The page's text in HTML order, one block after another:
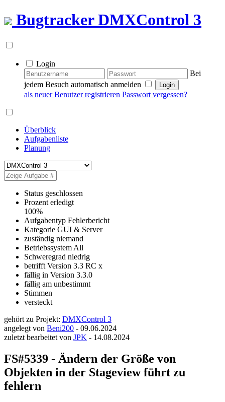
BugtrackerDMXControl 3
Login
Bei
jedem Besuch automatisch anmelden
als neuer Benutzer registrieren Passwort vergessen?
Überblick
Aufgabenliste
Planung
Status geschlossen
Prozent erledigt
100%
Aufgabentyp Fehlerbericht
Kategorie GUI & Server
zuständig niemand
Betriebssystem All
Schweregrad niedrig
betrifft Version 3.3 RC x
fällig in Version 3.3.0
fällig am unbestimmt
Stimmen
versteckt
gehört zu Projekt: DMXControl 3
angelegt von Beni200 - 09.06.2024
zuletzt bearbeitet von JPK - 14.08.2024
FS#5339 - Ändern der Größe von
Objekten in der Stageview führt zu
fehlern